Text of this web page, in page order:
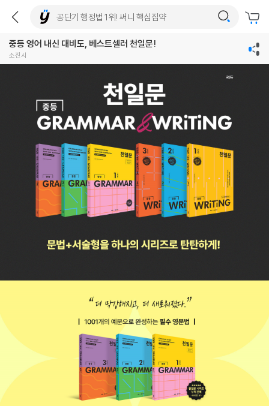
중등 영어 내신 대비도, 베스트셀러 천일문!
소진시